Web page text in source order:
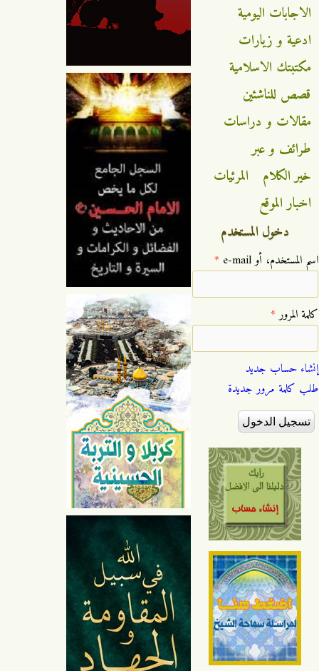
الاجابات اليومية
ادعية و زيارات
مكتبتك الاسلامية
قصص للناشئين
مقالات و دراسات
طرائف و عبر
خير الكلام
المرئيات
اخبار الموقع
دخول المستخدم
‏اسم المستخدم، أو e-mail ‏ *
‏كلمة المرور ‏*
إنشاء حساب جديد
طلب كلمة مرور جديدة